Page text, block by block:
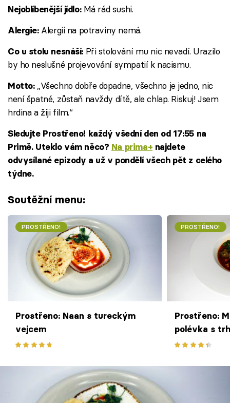
Nejoblíbenější jídlo: Má rád sushi.
Alergie: Alergii na potraviny nemá.
Co u stolu nesnáší:Při stolování mu nic nevadí. Urazilo
by ho neslušné projevování sympatií k nacismu.
Motto: „Všechno dobře dopadne, všechno je jedno, nic
není špatné, zůstaň navždy dítě, ale chlap. Riskuj! Jsem
hrdina a žiji film.“
Sledujte Prostřeno! každý všední den od 17:55 na
Primě. Uteklo vám něco? Na prima+ najdete
odvysílané epizody a už v pondělí všech pět z celého
týdne.
Soutěžní menu:
PROSTŘENO!
Prostřeno: Naan s tureckým
vejcem
PROSTŘENO!
Prostřeno:
polévka s